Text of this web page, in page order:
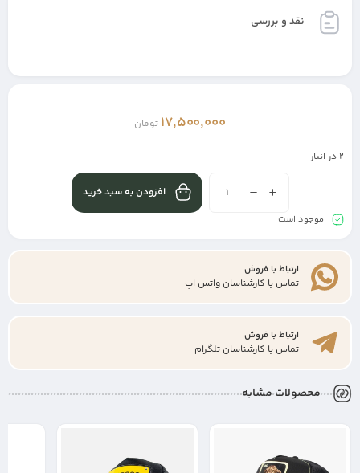
نقد و بررسی
17,500,000 تومان
2 در انبار
افزودن به سبد خرید
موجود است
ارتباط با فروش
تماس با کارشناسان واتس اپ
ارتباط با فروش
تماس با کارشناسان تلگرام
محصولات مشابه